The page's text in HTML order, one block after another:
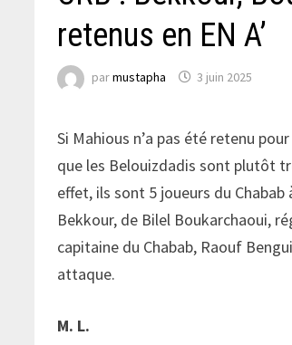
retenus en EN A’
parmustapha 3 juin 2025
Si Mahious n’a pas été retenu
que les Belouizdadis sont plutôt
effet, ils sont 5 joueurs du
Bekkour, de Bilel Boukarchaoui,
capitaine du Chabab, Raouf
attaque.
M. L.